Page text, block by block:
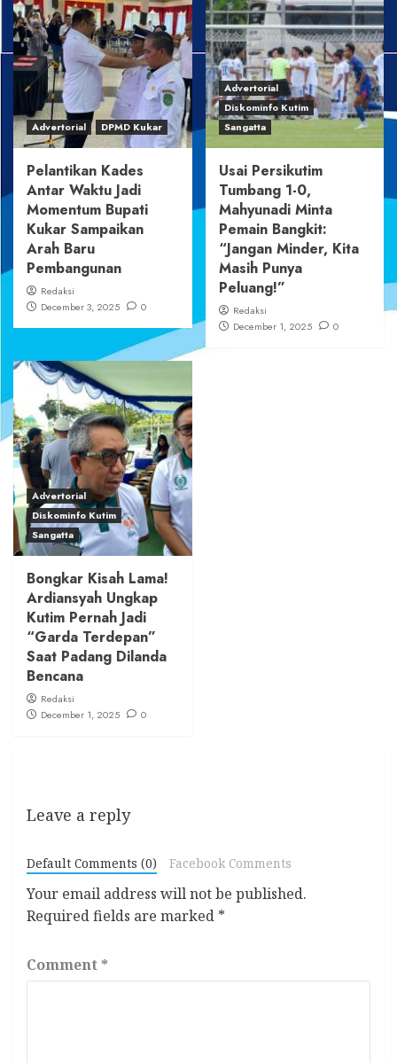
Advertorial DPMD Kukar
Pelantikan Kades
Antar Waktu Jadi
Momentum Bupati
Kukar Sampaikan
Arah Baru
Pembangunan
Redaksi
December 3, 2025
0
Advertorial
Diskominfo Kutim
Sangatta
Usai Persikutim
Tumbang 1-0,
Mahyunadi Minta
Pemain Bangkit:
“Jangan Minder, Kita
Masih Punya
Peluang!”
Redaksi
December 1, 2025
0
Advertorial
Diskominfo Kutim
Sangatta
Bongkar Kisah Lama!
Ardiansyah Ungkap
Kutim Pernah Jadi
“Garda Terdepan”
Saat Padang Dilanda
Bencana
Redaksi
December 1, 2025
0
Leave a reply
Default Comments (0) Facebook Comments
Your email address will not be published.
Required fields are marked *
Comment *